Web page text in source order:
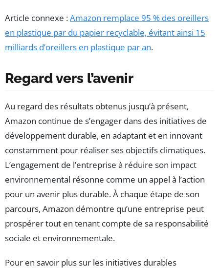
Article connexe :Amazon remplace 95 % des oreillers
en plastique par du papier recyclable, évitant ainsi 15
milliards d’oreillers en plastique par an.
Regard vers l’avenir
Au regard des résultats obtenus jusqu’à présent,
Amazon continue de s’engager dans des initiatives de
développement durable, en adaptant et en innovant
constamment pour réaliser ses objectifs climatiques.
L’engagement de l’entreprise à réduire son impact
environnemental résonne comme un appel à l’action
pour un avenir plus durable. À chaque étape de son
parcours, Amazon démontre qu’une entreprise peut
prospérer tout en tenant compte de sa responsabilité
sociale et environnementale.
Pour en savoir plus sur les initiatives durables